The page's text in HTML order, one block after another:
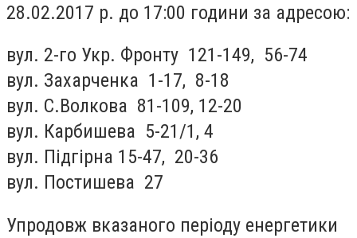
28.02.2017 р. до 17:00 години за адресою:
вул. 2-го Укр. Фронту 121-149, 56-74
вул. Захарченка 1-17, 8-18
вул. С.Волкова 81-109, 12-20
вул. Карбишева 5-21/1, 4
вул. Підгірна 15-47, 20-36
вул. Постишева 27
Упродовж вказаного періоду енергетики